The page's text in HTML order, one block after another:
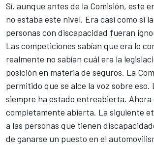
Sí, aunque antes de la Comisión, este
no estaba este nivel. Era casi como si
personas con discapacidad fueran
Las competiciones sabían que era lo
realmente no sabían cuál era la
posición en materia de seguros. La
permitido que se alce la voz sobre eso.
siempre ha estado entreabierta. Ahora
completamente abierta. La siguiente
a las personas que tienen
de ganarse un puesto en el